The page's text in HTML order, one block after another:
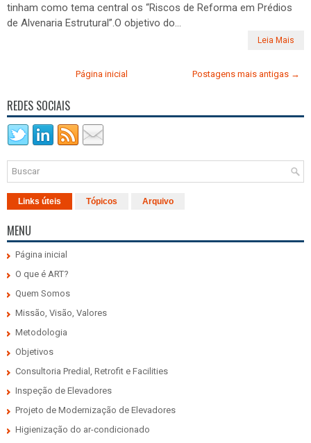
tinham como tema central os “Riscos de Reforma em Prédios
de Alvenaria Estrutural”.O objetivo do...
Leia Mais
Postagens mais antigas →
Página inicial
REDES SOCIAIS
Links úteis Tópicos Arquivo
MENU
Página inicial
O que é ART?
Quem Somos
Missão, Visão, Valores
Metodologia
Objetivos
Consultoria Predial, Retrofit e Facilities
Inspeção de Elevadores
Projeto de Modernização de Elevadores
Higienização do ar-condicionado